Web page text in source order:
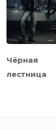
Чёрная
лестница